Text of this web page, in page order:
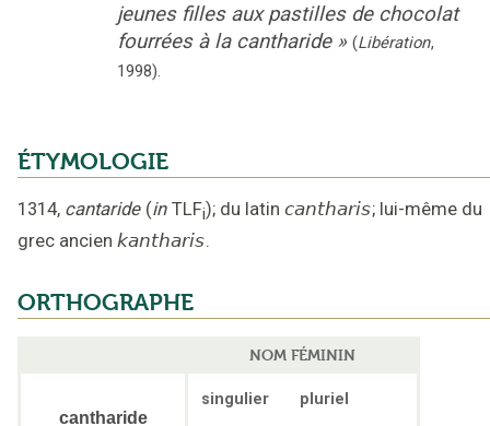
jeunes filles aux pastilles de chocolat
fourrées à la cantharide » (Libération,
1998).
ÉTYMOLOGIE
1314, cantaride (in TLFi); du latin cantharis; lui-même du
grec ancien kantharis.
ORTHOGRAPHE
NOM FÉMININ
cantharide
singulier pluriel